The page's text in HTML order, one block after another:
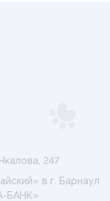
247
в г. Барнаул
БАНК»